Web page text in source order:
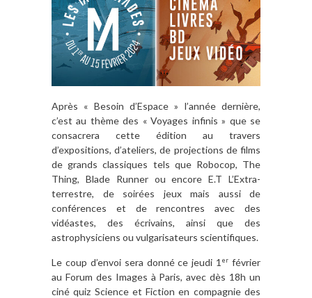
Après « Besoin d’Espace » l’année dernière,
c’est au thème des « Voyages infinis » que se
consacrera cette édition au travers
d’expositions, d’ateliers, de projections de films
de grands classiques tels que Robocop, The
Thing, Blade Runner ou encore E.T L’Extra-
terrestre, de soirées jeux mais aussi de
conférences et de rencontres avec des
vidéastes, des écrivains, ainsi que des
astrophysiciens ou vulgarisateurs scientifiques.
Le coup d’envoi sera donné ce jeudi 1 er février
au Forum des Images à Paris, avec dès 18h un
ciné quiz Science et Fiction en compagnie des